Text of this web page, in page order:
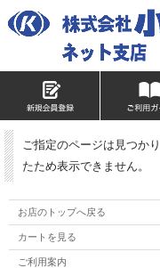
ご指定のページは見つか
たため表示できません。
お店のトップへ戻る
カートを見る
ご利用案内